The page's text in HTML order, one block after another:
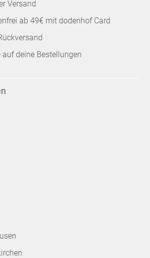
Versand
ab 49€ mit dodenhof Card
deine Bestellungen